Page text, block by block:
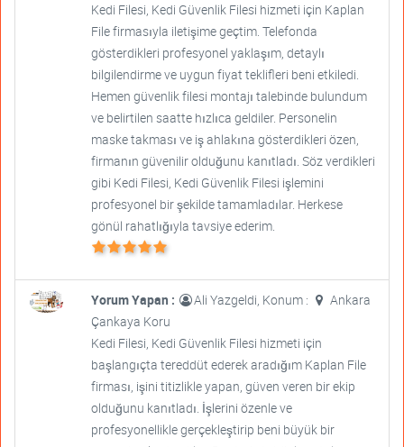
Kedi Filesi, Kedi Güvenlik Filesi hizmeti için Kaplan
File firmasıyla iletişime geçtim. Telefonda
gösterdikleri profesyonel yaklaşım, detaylı
bilgilendirme ve uygun fiyat teklifleri beni etkiledi.
Hemen güvenlik filesi montajı talebinde bulundum
ve belirtilen saatte hızlıca geldiler. Personelin
maske takması ve iş ahlakına gösterdikleri özen,
firmanın güvenilir olduğunu kanıtladı. Söz verdikleri
gibi Kedi Filesi, Kedi Güvenlik Filesi işlemini
profesyonel bir şekilde tamamladılar. Herkese
gönül rahatlığıyla tavsiye ederim.
Yorum Yapan : Ali Yazgeldi, Konum :
Ankara
Çankaya Koru
Kedi Filesi, Kedi Güvenlik Filesi hizmeti için
başlangıçta tereddüt ederek aradığım Kaplan File
firması, işini titizlikle yapan, güven veren bir ekip
olduğunu kanıtladı. İşlerini özenle ve
profesyonellikle gerçekleştirip beni büyük bir